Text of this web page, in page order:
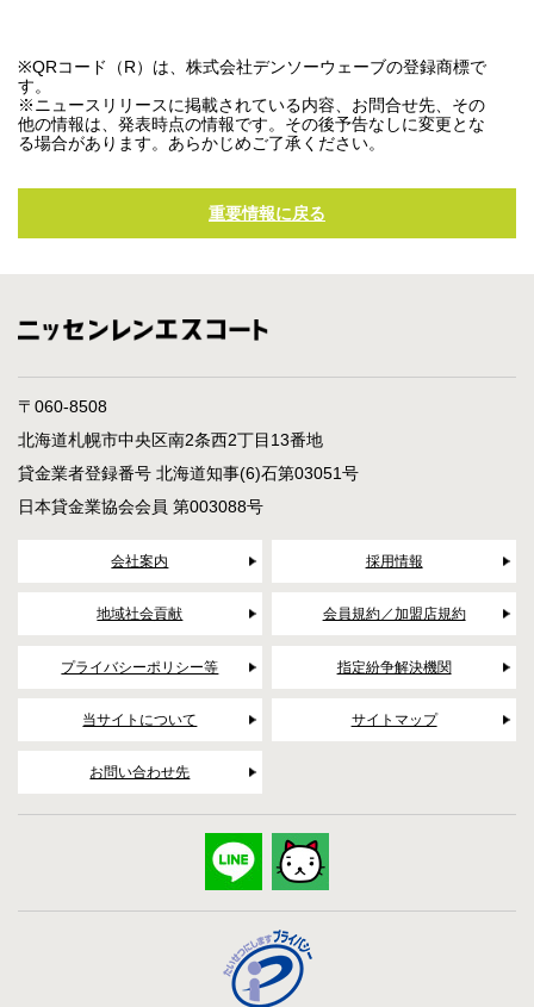
※QRコード（R）は、株式会社デンソーウェーブの登録商標で
す。
※ニュースリリースに掲載されている内容、お問合せ先、その
他の情報は、発表時点の情報です。その後予告なしに変更とな
る場合があります。あらかじめご了承ください。
重要情報に戻る
〒060-8508
北海道札幌市中央区南2条西2丁目13番地
貸金業者登録番号 北海道知事(6)石第03051号
日本貸金業協会会員 第003088号
会社案内 採用情報
地域社会貢献 会員規約／加盟店規約
プライバシーポリシー等 指定紛争解決機関
当サイトについて サイトマップ
お問い合わせ先